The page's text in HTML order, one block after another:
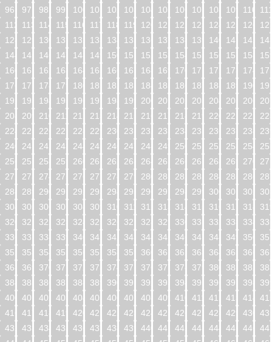
96
97 98 99 100 101 102 103 104 105 106 107 108 109 110
112
113 114 115 116 117 118 119 120 121 122 123 124 125 126
128
129 130 131 132 133 134 135 136 137 138 139 140 141 142
144
145 146 147 148 149 150 151 152 153 154 155 156 157 158
160
161 162 163 164 165 166 167 168 169 170 171 172 173 174
176
177 178 179 180 181 182 183 184 185 186 187 188 189 190
192
193 194 195 196 197 198 199 200 201 202 203 204 205 206
208
209 210 211 212 213 214 215 216 217 218 219 220 221 222
224
225 226 227 228 229 230 231 232 233 234 235 236 237 238
240
241 242 243 244 245 246 247 248 249 250 251 252 253 254
256
257 258 259 260 261 262 263 264 265 266 267 268 269 270
272
273 274 275 276 277 278 279 280 281 282 283 284 285 286
288
289 290 291 292 293 294 295 296 297 298 299 300 301 302
304
305 306 307 308 309 310 311 312 313 314 315 316 317 318
320
321 322 323 324 325 326 327 328 329 330 331 332 333 334
336
337 338 339 340 341 342 343 344 345 346 347 348 349 350
352
353 354 355 356 357 358 359 360 361 362 363 364 365 366
368
369 370 371 372 373 374 375 376 377 378 379 380 381 382
384
385 386 387 388 389 390 391 392 393 394 395 396 397 398
400
401 402 403 404 405 406 407 408 409 410 411 412 413 414
416
417 418 419 420 421 422 423 424 425 426 427 428 429 430
432
433 434 435 436 437 438 439 440 441 442 443 444 445 446